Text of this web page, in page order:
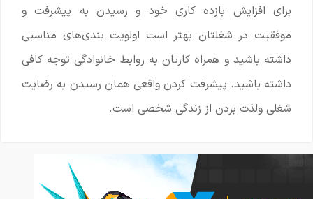
برای افزایش بازده کاری خود و رسیدن به پیشرفت و
موفقیت در شغلتان بهتر است اولویت بندی‌های مناسبی
داشته باشید و همراه کارتان به روابط خانوادگی توجه کافی
داشته باشید. پیشرفت کردن واقعی همان رسیدن به رضایت
شغلی ولذت بردن از زندگی شخصی است.